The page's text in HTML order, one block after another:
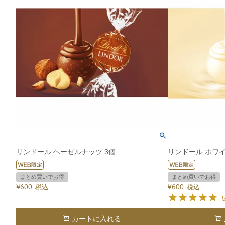
リンドール ヘーゼルナッツ 3個
まとめ買いでお得
¥600 税込
カートに入れる
リンドール ホワ
まとめ買いでお得
¥600 税込